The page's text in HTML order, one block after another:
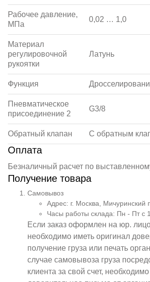
Рабочее давление,
МПа
0,02 … 1,0
Материал
регулировочной
рукоятки
Латунь
Функция
Пневматическое
присоединение 2
G3/8
Обратный клапан С обратным
Оплата
Безналичный расчет по
Получение товара
Самовывоз
Адрес: г. Москва, Мичуринский
Часы работы склада: Пн - Пт с
Если заказ оформлен на юр.
необходимо иметь оригинал
получение груза или печать
случае самовывоза груза
клиента за свой счет,